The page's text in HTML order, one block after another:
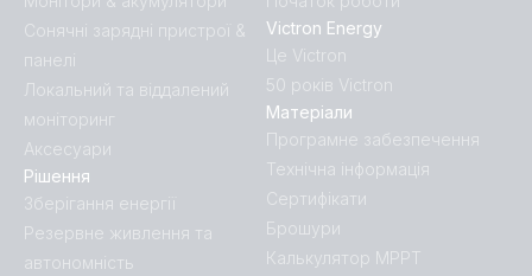
Сонячні зарядні пристрої &
панелі
Локальний та віддалений
моніторинг
Аксесуари
Victron Energy
Це Victron
50 років Victron
Рішення
Зберігання енергії
Резервне живлення та
автономність
Матеріали
Програмне забезпечення
Технічна інформація
Сертифікати
Брошури
Калькулятор MPPT